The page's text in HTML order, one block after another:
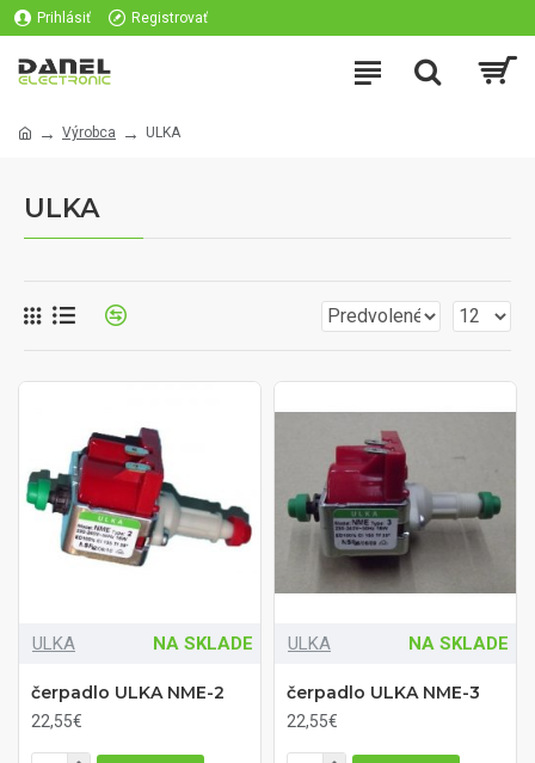
Prihlásiť Registrovať
Výrobca ULKA
ULKA
ULKA NA SKLADE
čerpadlo ULKA NME-2
22,55€
ULKA NA SKLADE
čerpadlo ULKA NME-3
22,55€